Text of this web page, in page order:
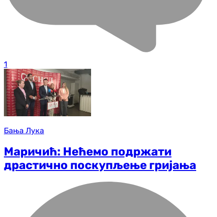
1
Бања Лука
Маричић: Нећемо подржати
драстично поскупљење гријања